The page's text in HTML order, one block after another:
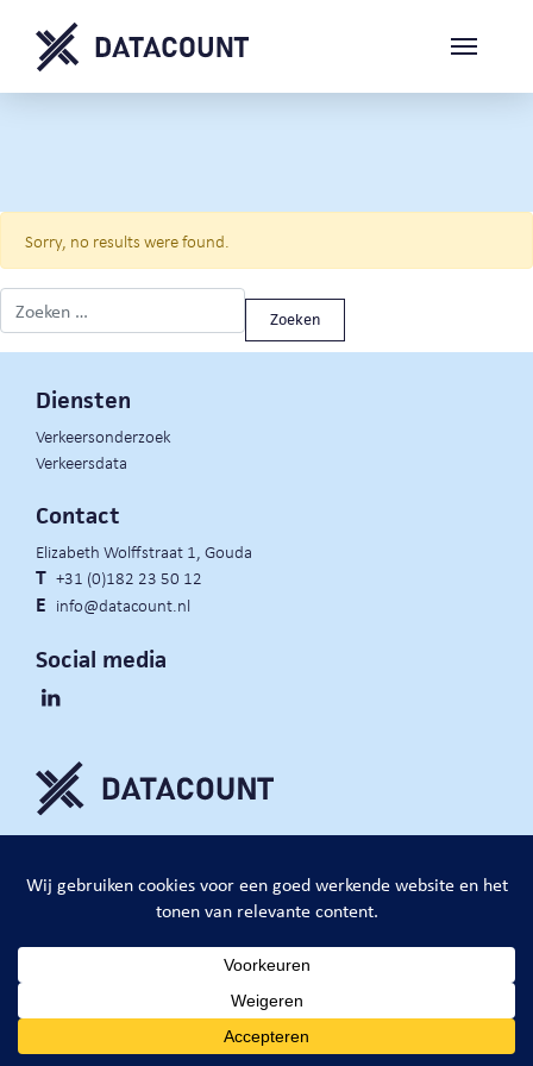
Sorry, no results were found.
Zoeken naar:
Diensten
Verkeersonderzoek
Verkeersdata
Contact
Elizabeth Wolffstraat 1, Gouda
T +31 (0)182 23 50 12
E info@datacount.nl
Social media
DataCount B.V.
privacy policy
algemene voorwaarden